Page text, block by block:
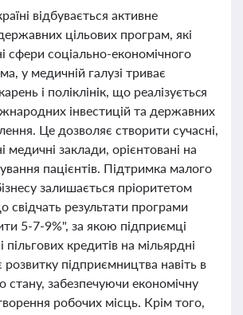
відбувається активне
цільових програм, які
сфери соціально-економічного
у медичній галузі триває
і поліклінік, що реалізується
інвестицій та державних
Це дозволяє створити сучасні,
медичні заклади, орієнтовані на
пацієнтів. Підтримка малого
залишається пріоритетом
результати програми
5-7-9%", за якою підприємці
кредитів на мільярдні
підприємництва навіть в
стану, забезпечуючи економічну
робочих місць. Крім того,